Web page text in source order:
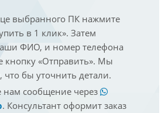
выбранного ПК нажмите
в 1 клик». Затем
ФИО, и номер телефона
кнопку «Отправить». Мы
что бы уточнить детали.
сообщение через
. Консультант оформит заказ